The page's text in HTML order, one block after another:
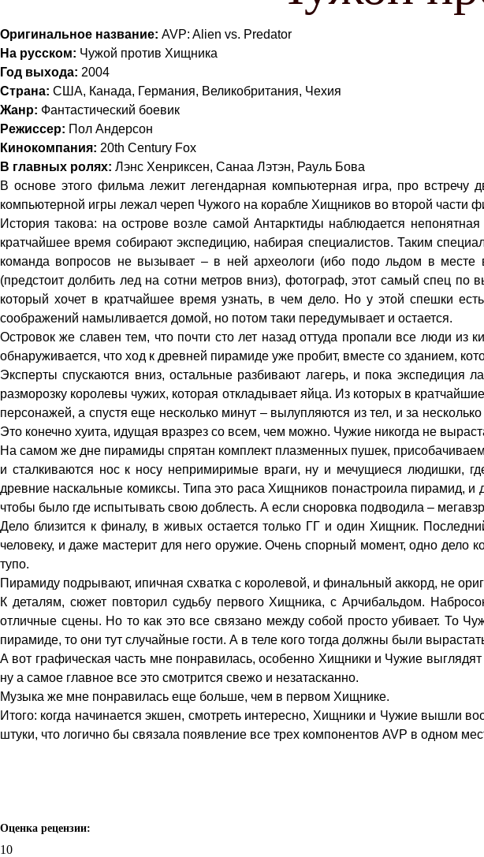
Оригинальное название: AVP: Alien vs. Predator
На русском: Чужой против Хищника
Год выхода: 2004
Страна: США, Канада, Германия, Великобритания, Чехия
Жанр: Фантастический боевик
Режиссер: Пол Андерсон
Кинокомпания: 20th Century Fox
В главных ролях: Лэнс Хенриксен, Санаа Лэтэн, Рауль Бова
В основе этого фильма лежит легендарная компьютерная игра, про
компьютерной игры лежал череп Чужого на корабле Хищников во второй части
История такова: на острове возле самой Антарктиды наблюдается
кратчайшее время собирают экспедицию, набирая специалистов. Таким
команда вопросов не вызывает – в ней археологи (ибо подо льдом в
(предстоит долбить лед на сотни метров вниз), фотограф, этот самый спец
который хочет в кратчайшее время узнать, в чем дело. Но у этой спешки
соображений намыливается домой, но потом таки передумывает и остается.
Островок же славен тем, что почти сто лет назад оттуда пропали все люди из
обнаруживается, что ход к древней пирамиде уже пробит, вместе со зданием,
Эксперты спускаются вниз, остальные разбивают лагерь, и пока
разморозку королевы чужих, которая откладывает яйца. Из которых в
персонажей, а спустя еще несколько минут – вылупляются из тел, и за
Это конечно хуита, идущая вразрез со всем, чем можно. Чужие никогда не
На самом же дне пирамиды спрятан комплект плазменных пушек,
и сталкиваются нос к носу непримиримые враги, ну и мечущиеся людишки,
древние наскальные комиксы. Типа это раса Хищников понастроила пирамид,
чтобы было где испытывать свою доблесть. А если сноровка подводила –
Дело близится к финалу, в живых остается только ГГ и один Хищник.
человеку, и даже мастерит для него оружие. Очень спорный момент, одно дело
тупо.
Пирамиду подрывают, ипичная схватка с королевой, и финальный аккорд, не
К деталям, сюжет повторил судьбу первого Хищника, с Арчибальдом.
отличные сцены. Но то как это все связано между собой просто убивает. То
пирамиде, то они тут случайные гости. А в теле кого тогда должны были
А вот графическая часть мне понравилась, особенно Хищники и Чужие
ну а самое главное все это смотрится свежо и незатасканно.
Музыка же мне понравилась еще больше, чем в первом Хищнике.
Итого: когда начинается экшен, смотреть интересно, Хищники и Чужие вышли
штуки, что логично бы связала появление все трех компонентов AVP в одном
Оценка рецензии:
10